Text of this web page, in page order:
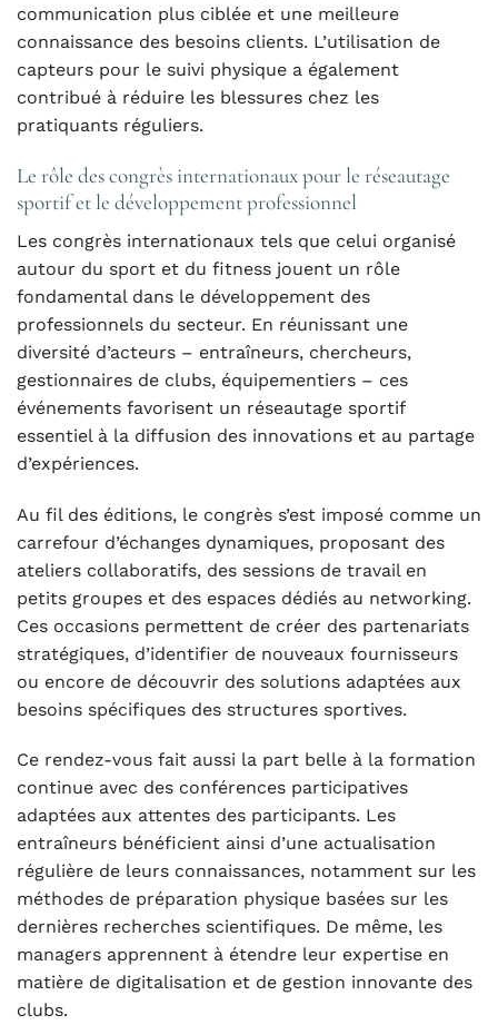
communication plus ciblée et une meilleure
connaissance des besoins clients. L’utilisation de
capteurs pour le suivi physique a également
contribué à réduire les blessures chez les
pratiquants réguliers.
Le rôle des congrès internationaux pour le réseautage
sportif et le développement professionnel
Les congrès internationaux tels que celui organisé
autour du sport et du fitness jouent un rôle
fondamental dans le développement des
professionnels du secteur. En réunissant une
diversité d’acteurs – entraîneurs, chercheurs,
gestionnaires de clubs, équipementiers – ces
événements favorisent un réseautage sportif
essentiel à la diffusion des innovations et au partage
d’expériences.
Au fil des éditions, le congrès s’est imposé comme un
carrefour d’échanges dynamiques, proposant des
ateliers collaboratifs, des sessions de travail en
petits groupes et des espaces dédiés au networking.
Ces occasions permettent de créer des partenariats
stratégiques, d’identifier de nouveaux fournisseurs
ou encore de découvrir des solutions adaptées aux
besoins spécifiques des structures sportives.
Ce rendez-vous fait aussi la part belle à la formation
continue avec des conférences participatives
adaptées aux attentes des participants. Les
entraîneurs bénéficient ainsi d’une actualisation
régulière de leurs connaissances, notamment sur les
méthodes de préparation physique basées sur les
dernières recherches scientifiques. De même, les
managers apprennent à étendre leur expertise en
matière de digitalisation et de gestion innovante des
clubs.